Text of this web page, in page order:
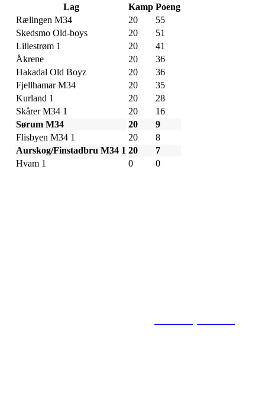
Lag
Kamp Poeng
Rælingen M34
20
55
Skedsmo Old-boys
20
51
Lillestrøm 1
20
41
Åkrene
20
36
Hakadal Old Boyz
20
36
Fjellhamar M34
20
35
Kurland 1
20
28
Skårer M34 1
20
16
Sørum M34
20
9
Flisbyen M34 1
20
8
Aurskog/Finstadbru M34 1 20
7
Hvam 1
0 0